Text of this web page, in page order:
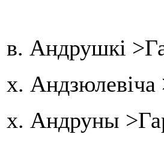
в. Андрушкі
х. Андзюлевіча
х. Андруны